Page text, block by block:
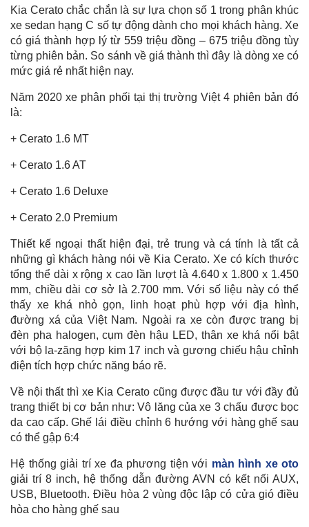
Kia Cerato chắc chắn là sự lựa chọn số 1 trong phân khúc
xe sedan hạng C số tự động dành cho mọi khách hàng. Xe
có giá thành hợp lý từ 559 triệu đồng – 675 triệu đồng tùy
từng phiên bản. So sánh về giá thành thì đây là dòng xe có
mức giá rẻ nhất hiện nay.
Năm 2020 xe phân phối tại thị trường Việt 4 phiên bản đó
là:
+ Cerato 1.6 MT
+ Cerato 1.6 AT
+ Cerato 1.6 Deluxe
+ Cerato 2.0 Premium
Thiết kế ngoại thất hiện đại, trẻ trung và cá tính là tất cả
những gì khách hàng nói về Kia Cerato. Xe có kích thước
tổng thể dài x rộng x cao lần lượt là 4.640 x 1.800 x 1.450
mm, chiều dài cơ sở là 2.700 mm. Với số liệu này có thể
thấy xe khá nhỏ gọn, linh hoạt phù hợp với địa hình,
đường xá của Việt Nam. Ngoài ra xe còn được trang bị
đèn pha halogen, cụm đèn hậu LED, thân xe khá nổi bật
với bộ la-zăng hợp kim 17 inch và gương chiếu hậu chỉnh
điện tích hợp chức năng báo rẽ.
Về nội thất thì xe Kia Cerato cũng được đầu tư với đầy đủ
trang thiết bị cơ bản như: Vô lăng của xe 3 chấu được bọc
da cao cấp. Ghế lái điều chỉnh 6 hướng với hàng ghế sau
có thể gập 6:4
Hệ thống giải trí xe đa phương tiện với màn hình xe oto
giải trí 8 inch, hệ thống dẫn đường AVN có kết nối AUX,
USB, Bluetooth. Điều hòa 2 vùng độc lập có cửa gió điều
hòa cho hàng ghế sau